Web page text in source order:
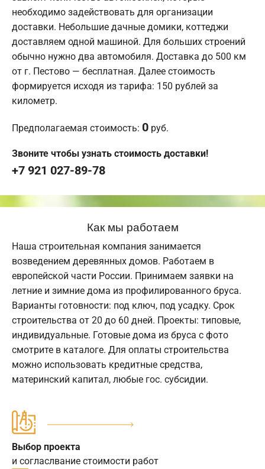
необходимо задействовать для организации
доставки. Небольшие дачные домики, коттеджи
доставляем одной машиной. Для больших строений
обычно нужно два автомобиля. Доставка до 500 км
от г. Пестово — бесплатная. Далее стоимость
формируется исходя из тарифа: 150 рублей за
километр.
Предполагаемая стоимость: 0 руб.
Звоните чтобы узнать стоимость доставки!
+7 921 027-89-78
Как мы работаем
Наша строительная компания занимается
возведением деревянных домов. Работаем в
европейской части России. Принимаем заявки на
летние и зимние дома из профилированного бруса.
Варианты готовности: под ключ, под усадку. Срок
строительства от 20 до 60 дней. Проекты: типовые,
индивидуальные. Готовые дома из бруса с фото
смотрите в каталоге. Для оплаты строительства
можно использовать кредитные средства,
материнский капитал, любые гос. субсидии.
Выбор проекта
и согласлвание стоимости работ